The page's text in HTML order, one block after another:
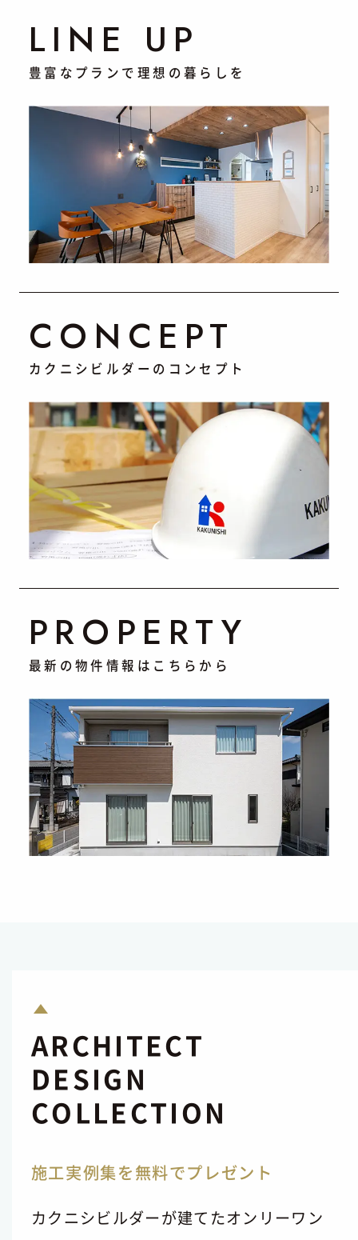
LINE UP
豊富なプランで理想の暮らしを
CONCEPT
カクニシビルダーのコンセプト
PROPERTY
最新の物件情報はこちらから
ARCHITECT
DESIGN
COLLECTION
施工実例集を無料でプレゼント
カクニシビルダーが建てたオンリーワン